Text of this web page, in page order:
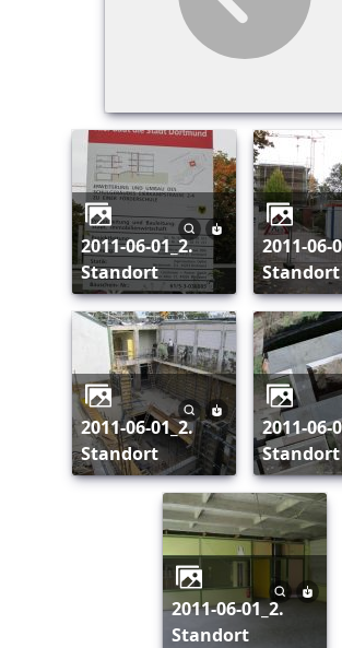
2011-06-01_2.
Standort
2011-06-01_2.
Standort
2011-06-01_2.
Standort
2011-06-01_2.
Standort
2011-06-01_2.
Standort